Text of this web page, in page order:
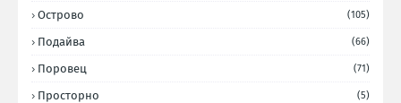
Острово (105)
Подайва (66)
Поровец (71)
Просторно (5)